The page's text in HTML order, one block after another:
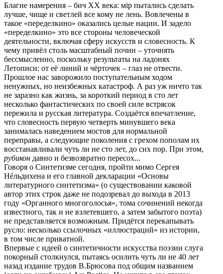
Благие намерения – бич ХХ века: мір пытались сделать
лучше, чище и светлей все кому не лень. Вовлечены в
такое «переделкино» оказались целые нации. И задело
«переделкино» это все стороны человеческой
деятельности, включая сферу искусств и словесность. К
чему привёл столь масштабный почин – уточнять
бессмысленно, поскольку результаты на ладонях
Летописи: от её линий и чёрточек – глаз не отвести.
Прошлое нас заворожило поступательным ходом
ненужных, но неизбежных катастроф. А раз уж ничто так
не заразно как жизнь, за короткий период в сто лет
несколько фантастических по своей силе встрясок
пережила и русская литература. Создаётся впечатление,
что словесность первую четверть минувшего века
занималась наведением мостов для нормальной
переправы, а следующие поколения с грехом пополам их
восстанавливали чуть ли не сто лет, до сих пор. При этом,
рубикон давно и безвозвратно пересох...
Говоря о Синтетизме сегодня, пройти мимо Сергея
Нéльдихена и его главной декларации «Основы
литературного синтетизма» (о существовании каковой
автор этих строк даже не подозревал до выхода в 2013
году «Органного многоголосья», тома сочинений некогда
известного, так и не взлетевшего, а затем забытого поэта)
не представляется возможным. Придётся перекапывать
русло: несколько ссылочных «иллюстраций» из истории,
в том числе приватной.
Впервые с идеей о синтетичности искусства поэзии слуга
покорный столкнулся, пытаясь осилить чуть ли не 40 лет
назад издание трудов В.Брюсова под общим названием